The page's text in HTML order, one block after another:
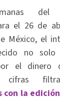
del
el 26 de
México, el
no
el dinero
cifras
con la